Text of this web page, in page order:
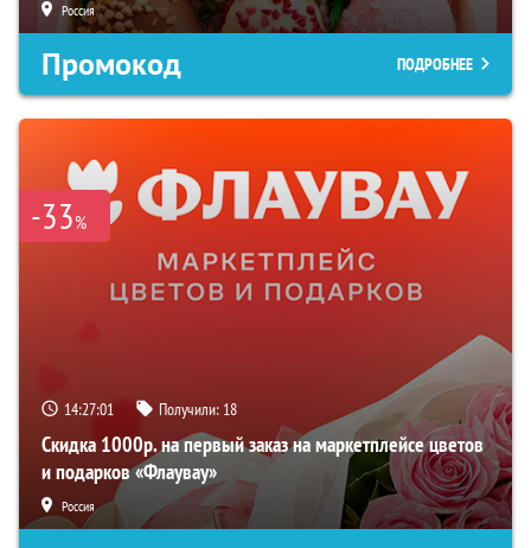
Россия
Промокод ПОДРОБНЕЕ
-33%
14:27:00 Получили: 18
Скидка 1000р. на первый заказ на маркетплейсе цветов
и подарков «Флаувау»
Россия